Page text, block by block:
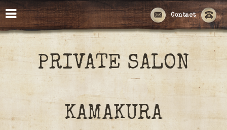
Contact
PRIVATE SALON
KAMAKURA